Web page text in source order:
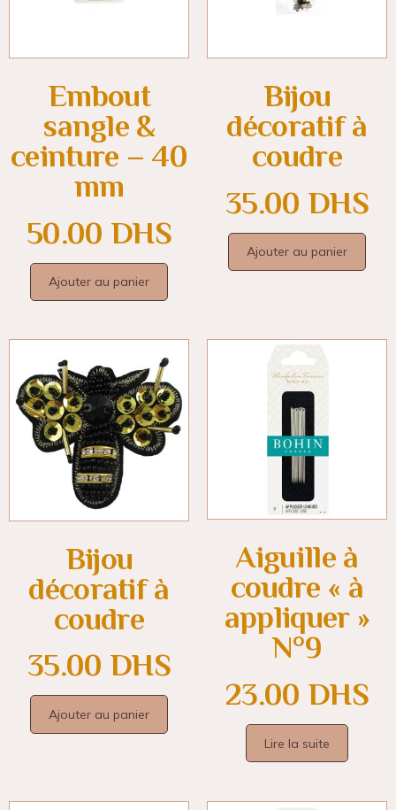
Embout
sangle &
ceinture – 40
mm
50.00 DHS
Ajouter au panier
Bijou
décoratif à
coudre
35.00 DHS
Ajouter au panier
Bijou
décoratif à
coudre
35.00 DHS
Ajouter au panier
Aiguille à
coudre « à
appliquer »
N°9
23.00 DHS
Lire la suite